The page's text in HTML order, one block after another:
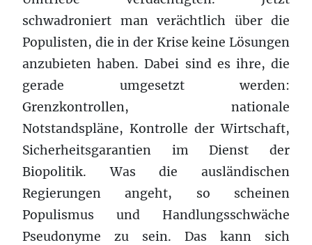
schwadroniert man verächtlich über die
Populisten, die in der Krise keine Lösungen
anzubieten haben. Dabei sind es ihre, die
gerade umgesetzt werden:
Grenzkontrollen, nationale
Notstandspläne, Kontrolle der Wirtschaft,
Sicherheitsgarantien im Dienst der
Biopolitik. Was die ausländischen
Regierungen angeht, so scheinen
Populismus und Handlungsschwäche
Pseudonyme zu sein. Das kann sich